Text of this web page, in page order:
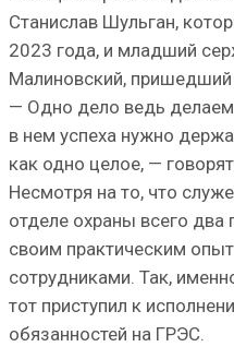
Станислав Шульган,
2023 года, и младший
Малиновский, пришедший
— Одно дело ведь
в нем успеха нужно
как одно целое, —
Несмотря на то, что
отделе охраны всего два
своим практическим
сотрудниками. Так,
тот приступил к
обязанностей на ГРЭС.